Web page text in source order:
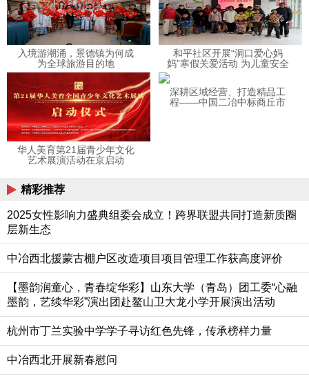
入境游潮涌，景德镇为何成
为全球旅游目的地
和平社区开展“洞口爱心妈
妈”寒假关爱活动 为儿童安全
华人美育第21届青少年文化
艺术展演活动在京启动
深耕区域经营、打造精品工
程——中国二冶中标商丘市
精彩推荐
2025女性影响力盛典组委会成立！跨界联盟共同打造新质圈
层新生态
中冶西北援蒙古棚户区改造项目项目管理工作获高度评价
【墨韵润童心，青春绽华彩】山东大学（青岛）团工委“心融
墨韵，艺续华彩”演出团赴鳌山卫大龙小学开展演出活动
杭州市丁兰实验中学学子寻访红色先锋，传承榜样力量
中冶西北开展新春慰问